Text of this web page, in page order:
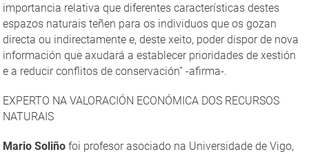
importancia relativa que diferentes características destes
espazos naturais teñen para os individuos que os gozan
directa ou indirectamente e, deste xeito, poder dispor de nova
información que axudará a establecer prioridades de xestión
e a reducir conflitos de conservación” -afirma-.
EXPERTO NA VALORACIÓN ECONÓMICA DOS RECURSOS
NATURAIS
Mario Soliñofoi profesor asociado na Universidade de Vigo,